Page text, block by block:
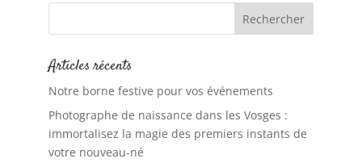
Articles récents
Notre borne festive pour vos événements
Photographe de naissance dans les Vosges :
immortalisez la magie des premiers instants de
votre nouveau-né